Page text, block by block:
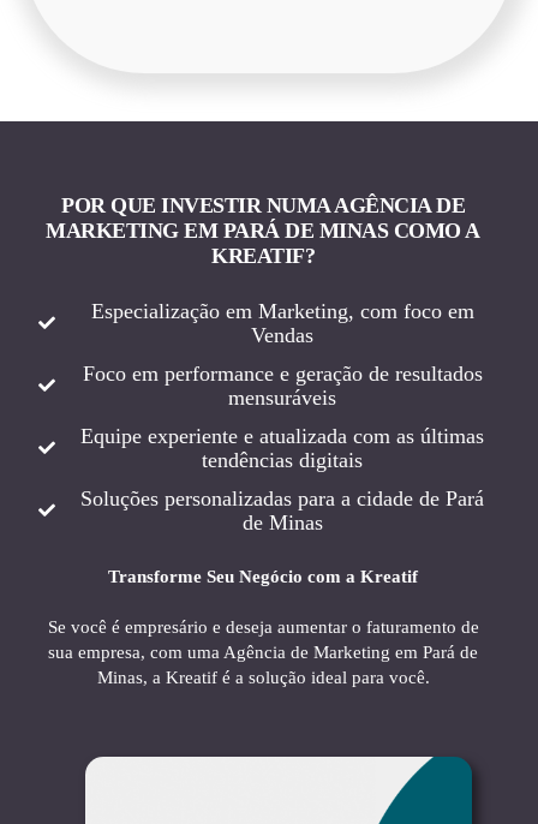
POR QUE INVESTIR NUMA AGÊNCIA DE
MARKETING EM PARÁ DE MINAS COMO A
KREATIF?
Especialização em Marketing, com foco em
Vendas
Foco em performance e geração de resultados
mensuráveis
Equipe experiente e atualizada com as últimas
tendências digitais
Soluções personalizadas para a cidade de Pará
de Minas
Transforme Seu Negócio com a Kreatif
Se você é empresário e deseja aumentar o faturamento de
sua empresa, com uma Agência de Marketing em Pará de
Minas, a Kreatif é a solução ideal para você.